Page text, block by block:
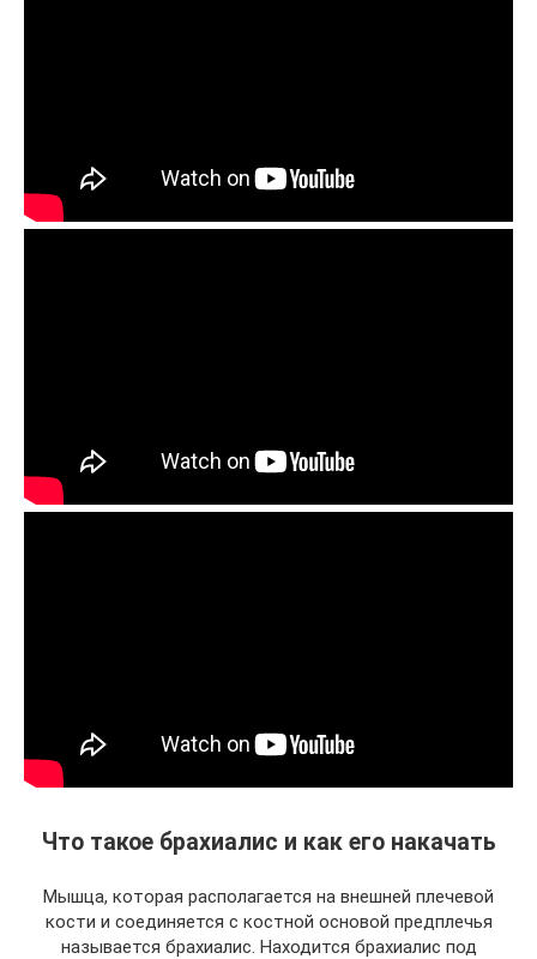
Что такое брахиалис и как его накачать
Мышца, которая располагается на внешней плечевой
кости и соединяется с костной основой предплечья
называется брахиалис. Находится брахиалис под